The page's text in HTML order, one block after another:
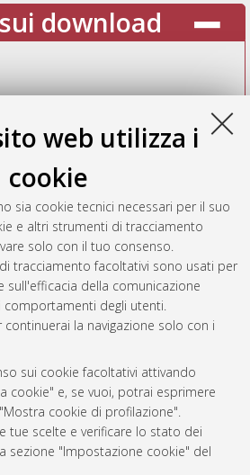
web utilizza i
cookie
sia cookie tecnici necessari per il suo
e altri strumenti di tracciamento
solo con il tuo consenso.
tracciamento facoltativi sono usati per
sull'efficacia della comunicazione
comportamenti degli utenti.
la navigazione solo con i
sui cookie facoltativi attivando
cookie" e, se vuoi, potrai esprimere
cookie di profilazione".
tue scelte e verificare lo stato dei
sezione "Impostazione cookie" del
download
altre statistiche
del documento:
7954
-
R3P19R
e